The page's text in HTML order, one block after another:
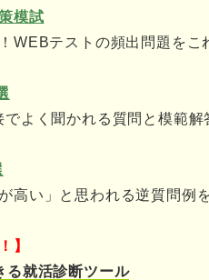
ップ④志望に至ったエピソードを
ップ⑤経験やスキルを棚おろしす
ップ⑥志望企業の人物像とのマッ
未経験者別】人事の志望動機例文
職の経験がある場合
模試
WEBテストの頻出問題をこ
でよく聞かれる質問と模範解
高い」と思われる逆質問例
】
る就活診断ツール